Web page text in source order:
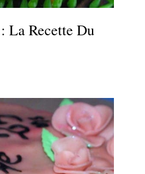
La Recette Du